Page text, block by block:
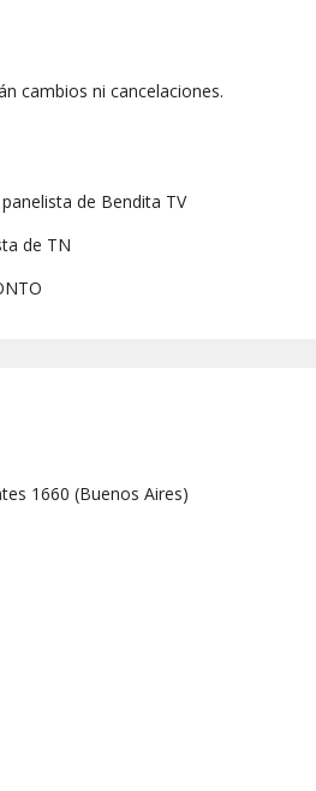
cambios ni cancelaciones.
de Bendita TV
de TN
1660 (Buenos Aires)